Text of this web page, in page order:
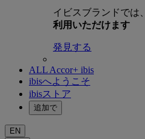
イビスブランドでは、
利用いただけます
発見する
ALL Accor+ ibis
ibisへようこそ
ibisストア
追加で
EN